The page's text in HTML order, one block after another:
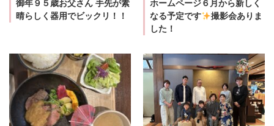
御年９５歳お父さん 手先が素
晴らしく器用でビックリ！！
ホームページ６月から新しく
なる予定です
撮影会ありま
した！